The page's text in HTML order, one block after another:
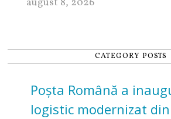
CATEGORY POSTS
Poșta Română a
logistic modernizat din